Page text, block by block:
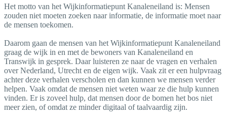
Het motto van het Wijkinformatiepunt Kanaleneiland is: Mensen
zouden niet moeten zoeken naar informatie, de informatie moet naar
de mensen toekomen.
Daarom gaan de mensen van het Wijkinformatiepunt Kanaleneiland
graag de wijk in en met de bewoners van Kanaleneiland en
Transwijk in gesprek. Daar luisteren ze naar de vragen en verhalen
over Nederland, Utrecht en de eigen wijk. Vaak zit er een hulpvraag
achter deze verhalen verscholen en dan kunnen we mensen verder
helpen. Vaak omdat de mensen niet weten waar ze die hulp kunnen
vinden. Er is zoveel hulp, dat mensen door de bomen het bos niet
meer zien, of omdat ze minder digitaal of taalvaardig zijn.